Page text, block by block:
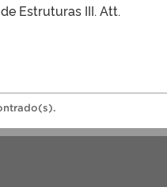
Estruturas III. Att.